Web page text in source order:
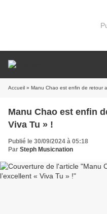
Accueil » Manu Chao est enfin de retour
Manu Chao est enfin
Viva Tu » !
Publié le 30/09/2024 à 05:18
Par Steph Musicnation